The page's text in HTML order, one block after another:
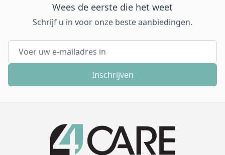
Wees de eerste die het weet
Schrijf u in voor onze beste aanbiedingen.
E-mail adres
Inschrijven